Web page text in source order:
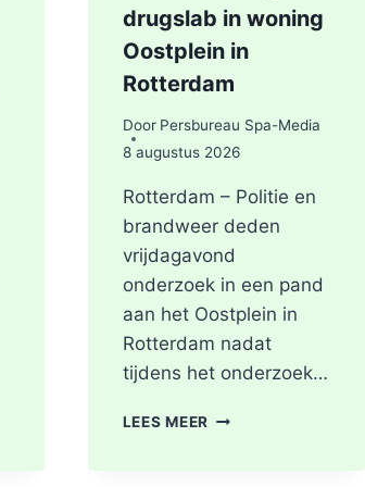
drugslab in woning
Oostplein in
Rotterdam
Door Persbureau Spa-Media
8 augustus 2026
Rotterdam – Politie en
brandweer deden
vrijdagavond
onderzoek in een pand
aan het Oostplein in
Rotterdam nadat
tijdens het onderzoek…
LEES MEERBRANDGERUCHT